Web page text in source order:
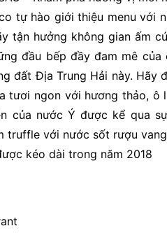
tự hào giới thiệu menu với
tận hưởng không gian ấm
đầu bếp đầy đam mê
đất Địa Trung Hải này. Hãy
tươi ngon với hương thảo, ô
của nước Ý được kể qua
truffle với nước sốt rượu
kéo dài trong năm 2018